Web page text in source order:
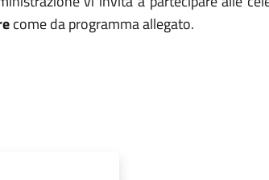
come da programma allegato.